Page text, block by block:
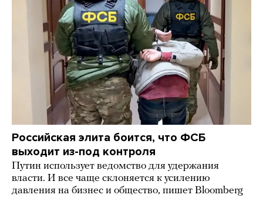
Российская элита боится, что ФСБ
выходит из-под контроля
Путин использует ведомство для удержания
власти. И все чаще склоняется к усилению
давления на бизнес и общество, пишет Bloomberg